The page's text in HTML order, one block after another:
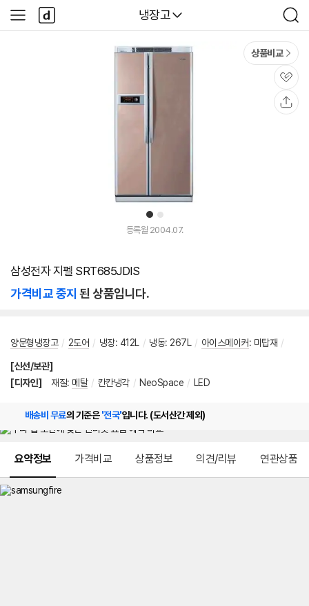
다나와
냉장고
검
색
사
이
다
나
와
1 2
상품비교
관
심
등록월 2004.07.
삼성전자 지펠 SRT685JDIS
가격비교 중지 된 상품입니다.
양문형냉장고 / 2도어 / 냉장: 412L / 냉동: 267L / 아이스메이커: 미탑재 /
[신선/보관]
[디자인]
재질: 메탈 / 칸칸냉각 / NeoSpace / LED
배송비 무료의 기준은'전국'입니다. (도서산간 제외)
요약정보 가격비교 상품정보 의견/리뷰 연관상품